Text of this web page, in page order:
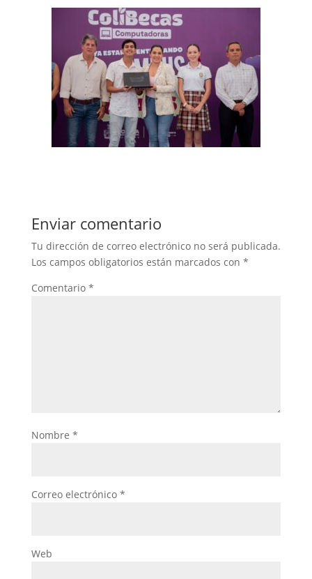
Enviar comentario
Tu dirección de correo electrónico no será publicada.
Los campos obligatorios están marcados con *
Comentario *
Nombre *
Correo electrónico *
Web